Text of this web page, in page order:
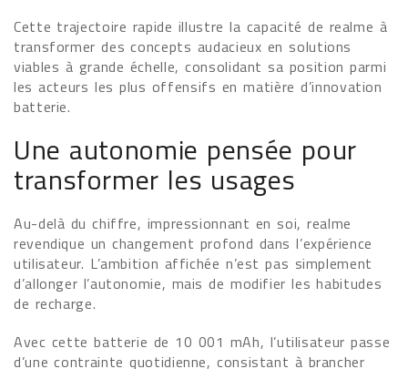
Cette trajectoire rapide illustre la capacité de realme à
transformer des concepts audacieux en solutions
viables à grande échelle, consolidant sa position parmi
les acteurs les plus offensifs en matière d’innovation
batterie.
Une autonomie pensée pour
transformer les usages
Au-delà du chiffre, impressionnant en soi, realme
revendique un changement profond dans l’expérience
utilisateur. L’ambition affichée n’est pas simplement
d’allonger l’autonomie, mais de modifier les habitudes
de recharge.
Avec cette batterie de 10 001 mAh, l’utilisateur passe
d’une contrainte quotidienne, consistant à brancher